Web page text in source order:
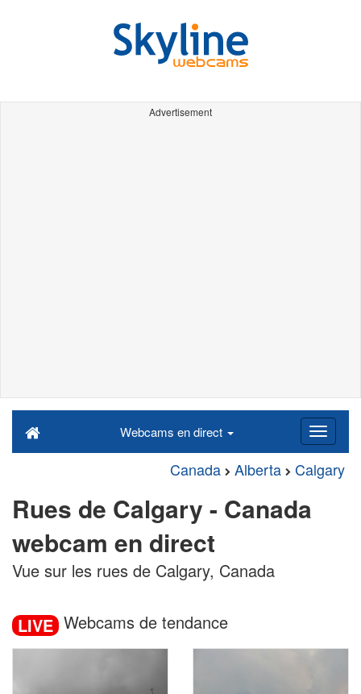
Advertisement
Webcams en direct
Canada Alberta Calgary
Rues de Calgary - Canada
webcam en direct
Vue sur les rues de Calgary, Canada
LIVE Webcams de tendance